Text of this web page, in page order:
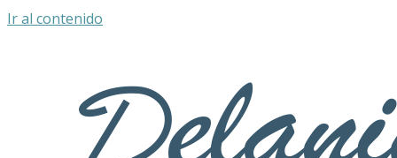
Ir al contenido